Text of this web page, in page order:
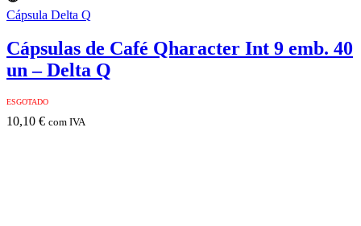
Cápsula Delta Q
Cápsulas de Café Qharacter Int 9 emb. 40
un – Delta Q
ESGOTADO
10,10 € com IVA